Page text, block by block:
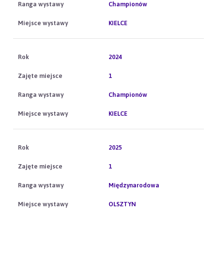
Championów
KIELCE
2024
1
Championów
KIELCE
2025
1
Międzynarodowa
OLSZTYN